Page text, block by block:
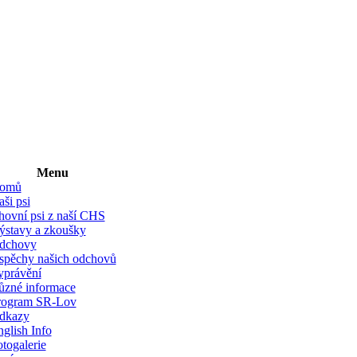
Menu
psi
psi z naší CHS
a zkoušky
našich odchovů
informace
SR-Lov
Info